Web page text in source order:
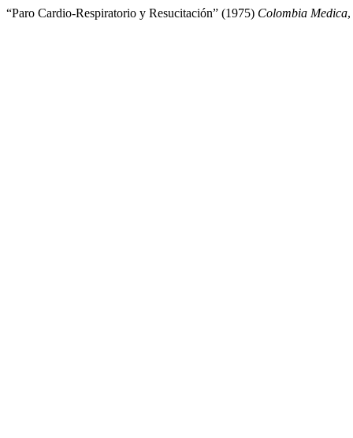
“Paro Cardio-Respiratorio y Resucitación” (1975) Colombia Medica